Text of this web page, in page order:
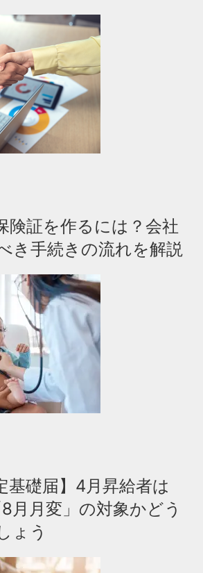
険証を作るには？会社
き手続きの流れを解説
基礎届】4月昇給者は
8月月変」の対象かどう
ょう